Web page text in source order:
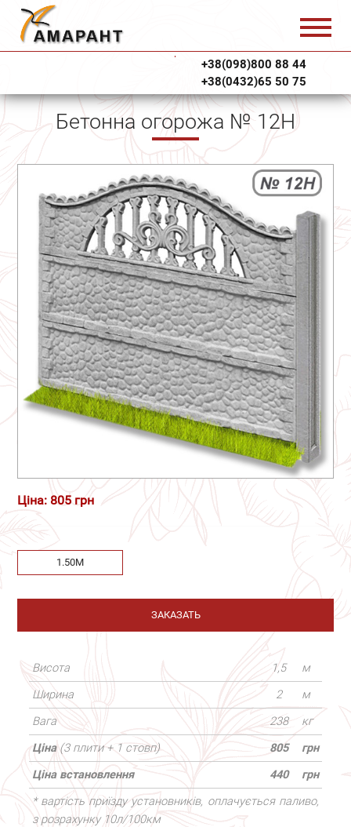
+38(098)800 88 44
+38(0432)65 50 75
Бетонна огорожа № 12Н
Ціна: 805 грн
1.50М
ЗАКАЗАТЬ
Висота 1,5
м
Ширина
2
м
Вага
238
кг
Ціна (3 плити + 1 стовп) 805
грн
Ціна встановлення
440
грн
* вартість приїзду установників, оплачується паливо,
з розрахунку 10л/100км